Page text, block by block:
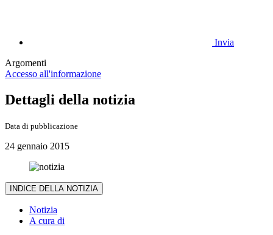
Invia
Argomenti
Accesso all'informazione
Dettagli della notizia
Data di pubblicazione
24 gennaio 2015
INDICE DELLA NOTIZIA
Notizia
A cura di